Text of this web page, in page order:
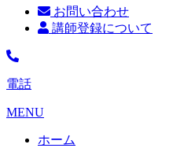
お問い合わせ
講師登録について
電話
MENU
ホーム